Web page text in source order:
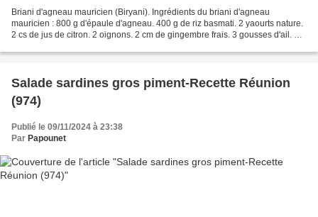
Briani d'agneau mauricien (Biryani). Ingrédients du briani d'agneau
mauricien : 800 g d'épaule d'agneau. 400 g de riz basmati. 2 yaourts nature.
2 cs de jus de citron. 2 oignons. 2 cm de gingembre frais. 3 gousses d'ail. 1
Salade sardines gros piment-Recette Réunion
(974)
Publié le 09/11/2024 à 23:38
Par Papounet